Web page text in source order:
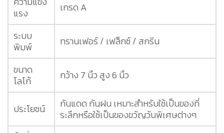
แรง
เกรด A
ระบบ
พิมพ์
ทรานเฟอร์ / เฟล็กซ์ / สกรีน
ขนาด
โลโก้
กว้าง 7 นิ้ว สูง 6 นิ้ว
ประโยชน์
กันแดด กันฝน เหมาะสำหรับใช้เป็นของที่
ระลึกหรือใช้เป็นของขวัญวันพิเศษต่างๆ